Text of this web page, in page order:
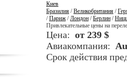
Киев
Бразилия /Великобритания /
/Париж/Лондон /Берлин /
Привлекательные цены на
Цена: от 239 $
Авиакомпания:
Срок действия